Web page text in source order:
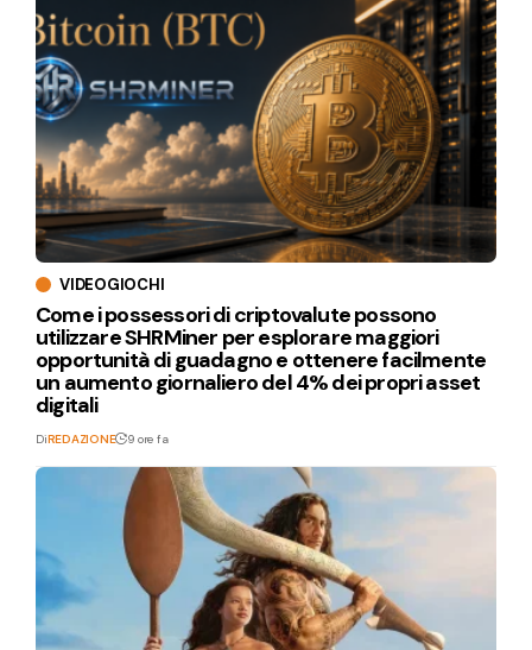
VIDEOGIOCHI
Come i possessori di criptovalute possono
utilizzare SHRMiner per esplorare maggiori
opportunità di guadagno e ottenere facilmente
un aumento giornaliero del 4% dei propri asset
digitali
DiREDAZIONE 9 ore fa